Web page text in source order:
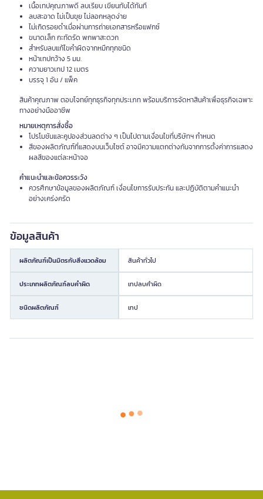
เนื้อเทปคุณภาพดี ลบเรียบ เขียนทับได้ทันที
ลบสะอาด ไม่เป็นขุย ไม่ลอกหลุดง่าย
ไม่เกิดรอยดำเมื่อผ่านการถ่ายเอกสารหรือแฟกซ์
ขนาดเล็ก กะทัดรัด พกพาสะดวก
สำหรับลบแก้ไขคำผิดจากหมึกทุกชนิด
หน้าเทปกว้าง 5 มม.
ความยาวเทป 12 เมตร
บรรจุ 1 อัน / แพ็ค
สินค้าคุณภาพ ตอบโจทย์ทุกธุรกิจทุกประเภท พร้อมบริการจัดหาสินค้าเพื่อธุรกิจเฉพาะ
ทางอย่างมืออาชีพ
หมายเหตุการสั่งซื้อ
โปรโมชันและคูปองส่วนลดต่าง ๆ เป็นไปตามเงื่อนไขที่บริษัทฯ กำหนด
สีของผลิตภัณฑ์ที่แสดงบนเว็บไซต์ อาจมีความแตกต่างกันจากการตั้งค่าการแสดง
ผลสีของแต่ละหน้าจอ
คำแนะนำและข้อควรระวัง
ควรศึกษาข้อมูลของผลิตภัณฑ์ เงื่อนไขการรับประกัน และปฏิบัติตามคำแนะนำ
อย่างเคร่งครัด
ข้อมูลสินค้า
ผลิตภัณฑ์เป็นมิตรกับสิ่งแวดล้อม สินค้าทั่วไป
ประเภทผลิตภัณฑ์ลบคำผิด เทปลบคำผิด
ชนิดผลิตภัณฑ์ เทป